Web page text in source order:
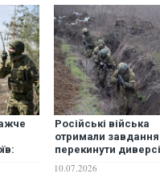
Російські війська
отримали завдання
перекинути
речник СОП
10.07.2026